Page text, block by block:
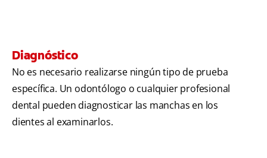
Diagnóstico
No es necesario realizarse ningún tipo de prueba
específica. Un odontólogo o cualquier profesional
dental pueden diagnosticar las manchas en los
dientes al examinarlos.